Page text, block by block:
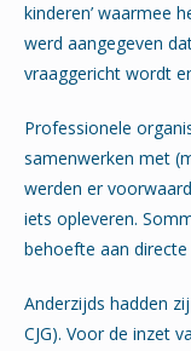
kinderen’ waarmee
werd aangegeven
vraaggericht wordt
Professionele
samenwerken met
werden er
iets opleveren.
behoefte aan
Anderzijds hadden
CJG). Voor de inzet